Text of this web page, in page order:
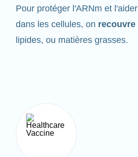
dans les cellules, onrecouvre
lipides, ou matières grasses.